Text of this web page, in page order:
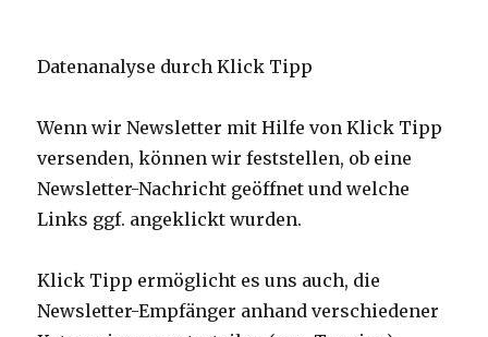
Datenanalyse durch Klick Tipp
Wenn wir Newsletter mit Hilfe von Klick Tipp
versenden, können wir feststellen, ob eine
Newsletter-Nachricht geöffnet und welche
Links ggf. angeklickt wurden.
Klick Tipp ermöglicht es uns auch, die
Newsletter-Empfänger anhand verschiedener